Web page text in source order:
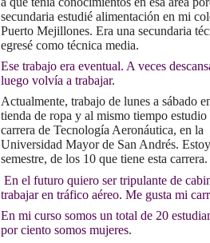
secundaria estudié alimentación en mi
Puerto Mejillones. Era una secundaria
egresé como técnica media.
Ese trabajo era eventual. A veces
luego volvía a trabajar.
Actualmente, trabajo de lunes a sábado
tienda de ropa y al mismo tiempo estudio
carrera de Tecnología Aeronáutica, en la
Universidad Mayor de San Andrés.
semestre, de los 10 que tiene esta carrera.
En el futuro quiero ser tripulante de
trabajar en tráfico aéreo. Me gusta mi
En mi curso somos un total de 20
por ciento somos mujeres.